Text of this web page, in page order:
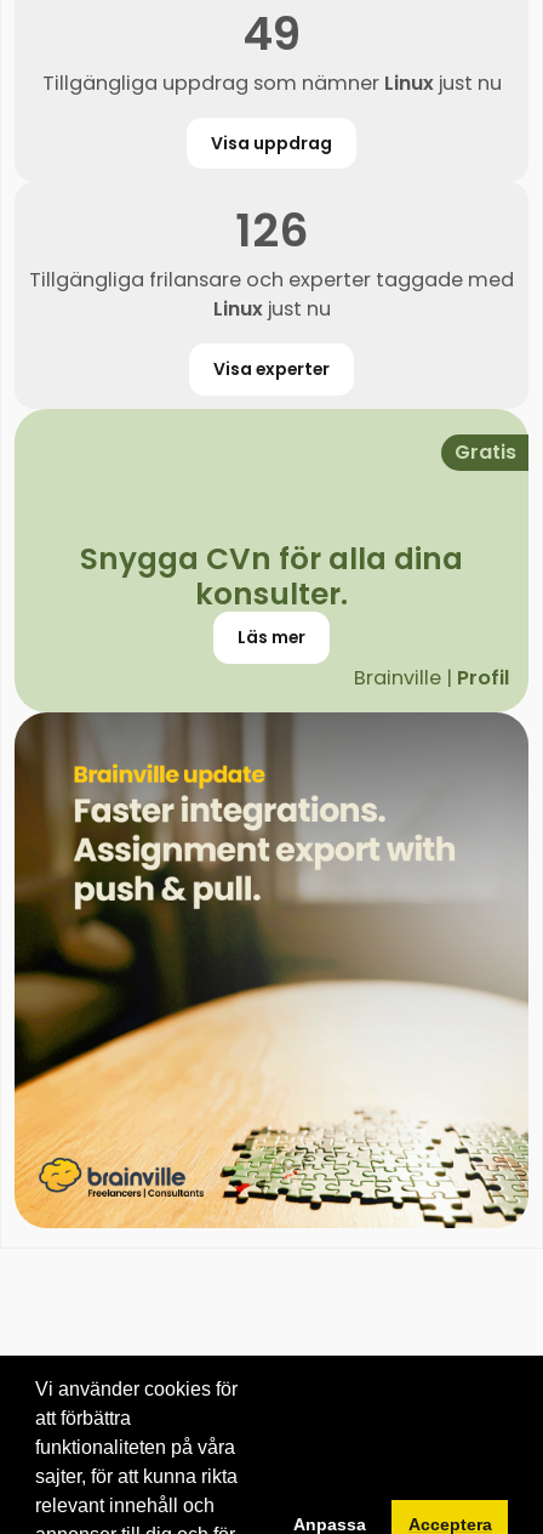
49
Tillgängliga uppdrag som nämner Linuxjust nu
Visa uppdrag
126
Tillgängliga frilansare och experter taggade med
Linuxjust nu
Visa experter
Gratis
Snygga CVn för alla dina
konsulter.
Läs mer
Brainville | Profil
© 2026 Brainville AB. |Villkor för tjänsten
Byt språk:
Vi använder cookies för
att förbättra
funktionaliteten på våra
sajter, för att kunna rikta
relevant innehåll och
Anpassa Acceptera